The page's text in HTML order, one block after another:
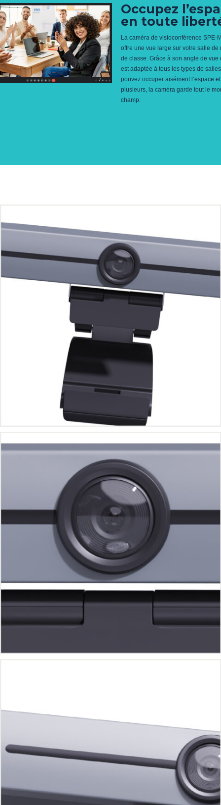
Occupez
en toute
La caméra de visioconférence SPE-
offre une vue large sur votre salle de
de classe. Grâce à son angle de vue
est adaptée à tous les types de
pouvez occuper aisément l’espace
plusieurs, la caméra garde tout le
champ.